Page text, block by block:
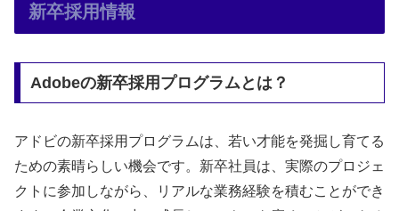
新卒採用情報
Adobeの新卒採用プログラムとは？
アドビの新卒採用プログラムは、若い才能を発掘し育てる
ための素晴らしい機会です。新卒社員は、実際のプロジェ
クトに参加しながら、リアルな業務経験を積むことができ